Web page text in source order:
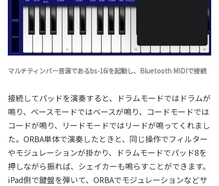
マルチティンバー音源であるbs-16iを起動し、Bluetooth MIDIで接続
接続してパッドを演奏すると、ドラムモードではドラムが
鳴り、ベースモードではベースが鳴り、コードモードでは
コードが鳴り、リードモードではリードが鳴ってくれまし
た。ORBA単体で演奏したときと、同じ操作でフィルター
やモジュレーションが掛かり、ドラムモードでパッド8を
押しながら振れば、シェイカーも鳴らすことができます。
iPad側で鍵盤を弾いて、ORBAでモジュレーションなどサ